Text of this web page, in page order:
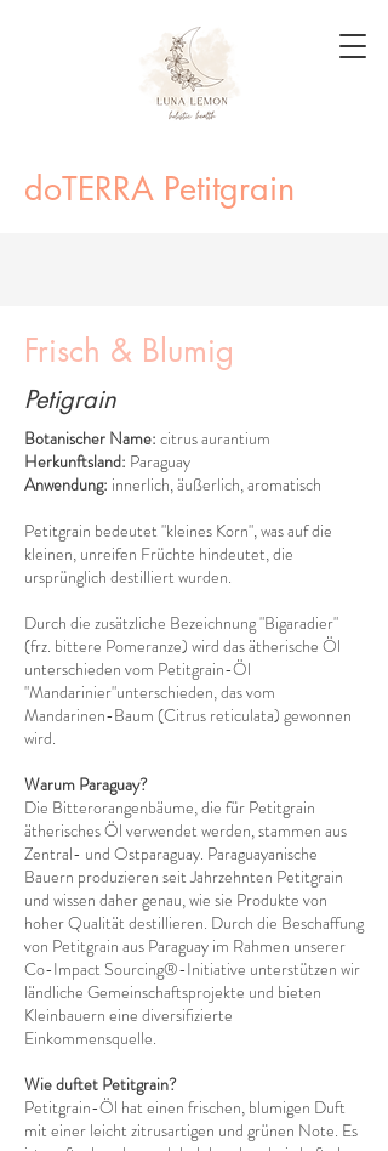
doTERRA Petitgrain
Frisch & Blumig
Petigrain
Botanischer Name: citrus aurantium
Herkunftsland: Paraguay
Anwendung: innerlich, äußerlich, aromatisch
Petitgrain bedeutet "kleines Korn", was auf die
kleinen, unreifen Früchte hindeutet, die
ursprünglich destilliert wurden.
Durch die zusätzliche Bezeichnung "Bigaradier"
(frz. bittere Pomeranze) wird das ätherische Öl
unterschieden vom Petitgrain-Öl
"Mandarinier"unterschieden, das vom
Mandarinen-Baum (Citrus reticulata) gewonnen
wird.
Warum Paraguay?
Die Bitterorangenbäume, die für Petitgrain
ätherisches Öl verwendet werden, stammen aus
Zentral- und Ostparaguay. Paraguayanische
Bauern produzieren seit Jahrzehnten Petitgrain
und wissen daher genau, wie sie Produkte von
hoher Qualität destillieren. Durch die Beschaffung
von Petitgrain aus Paraguay im Rahmen unserer
Co-Impact Sourcing®-Initiative unterstützen wir
ländliche Gemeinschaftsprojekte und bieten
Kleinbauern eine diversifizierte
Einkommensquelle.
Wie duftet Petitgrain?
Petitgrain-Öl hat einen frischen, blumigen Duft
mit einer leicht zitrusartigen und grünen Note. Es